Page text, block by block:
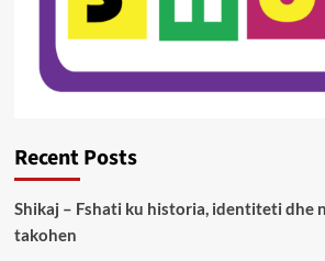
Recent Posts
Shikaj – Fshati ku historia, identiteti dhe
takohen